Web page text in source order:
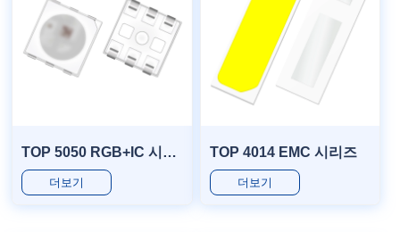
TOP 5050 RGB+IC 시리즈
더보기
TOP 4014 EMC 시리즈
더보기